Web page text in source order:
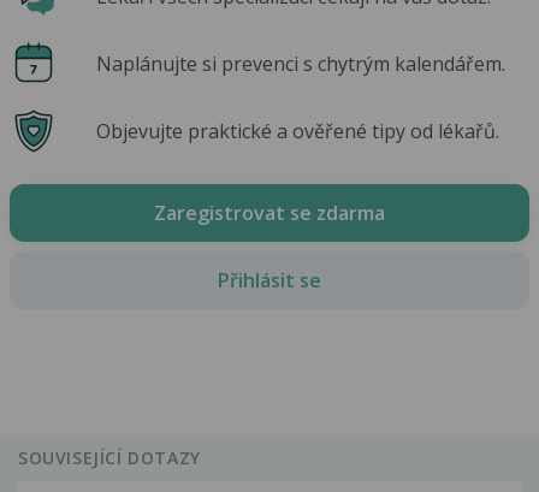
Naplánujte si prevenci s chytrým kalendářem.
Objevujte praktické a ověřené tipy od lékařů.
Zaregistrovat se zdarma
Přihlásit se
SOUVISEJÍCÍ DOTAZY